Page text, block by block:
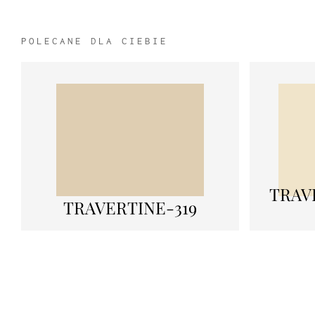
POLECANE DLA CIEBIE
TRAVERTINE-319